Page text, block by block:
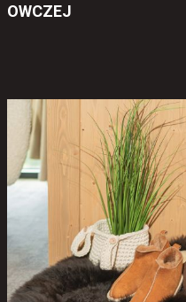
OWCZEJ